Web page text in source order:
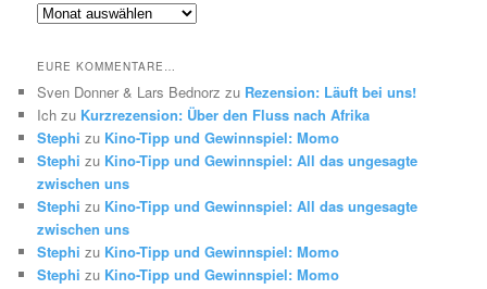
Blick
Vergangenheit
EURE KOMMENTARE…
Sven Donner & Lars Bednorz zu Rezension: Läuft bei uns!
Ich zu Kurzrezension: Über den Fluss nach Afrika
Stephi zu Kino-Tipp und Gewinnspiel: Momo
Stephi zu Kino-Tipp und Gewinnspiel: All das ungesagte
zwischen uns
Stephi zu Kino-Tipp und Gewinnspiel: All das ungesagte
zwischen uns
Stephi zu Kino-Tipp und Gewinnspiel: Momo
Stephi zu Kino-Tipp und Gewinnspiel: Momo